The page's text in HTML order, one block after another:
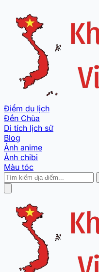
Điểm du lịch
Đền Chùa
Di tích lịch sử
Blog
Ảnh anime
Ảnh chibi
Màu tóc